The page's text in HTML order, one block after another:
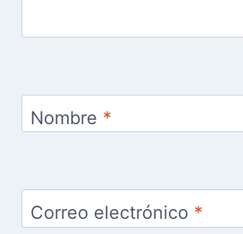
Nombre *
Correo electrónico *